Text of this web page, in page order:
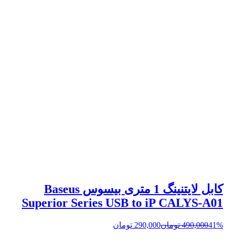
کابل لایتنینگ 1 متری بیسوس Baseus
Superior Series USB to iP CALYS-A01
41%
490,000 تومان290,000 تومان